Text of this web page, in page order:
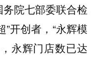
务院七部委联合检
开创者，“永辉模
永辉门店数已达